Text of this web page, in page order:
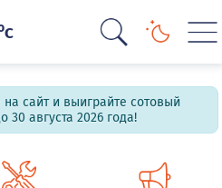
C
сайт и выиграйте сотовый
30 августа 2026 года!